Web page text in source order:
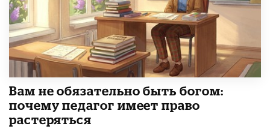
​Вам не обязательно быть богом:
почему педагог имеет право
растеряться